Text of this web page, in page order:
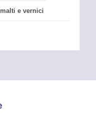
e vernici